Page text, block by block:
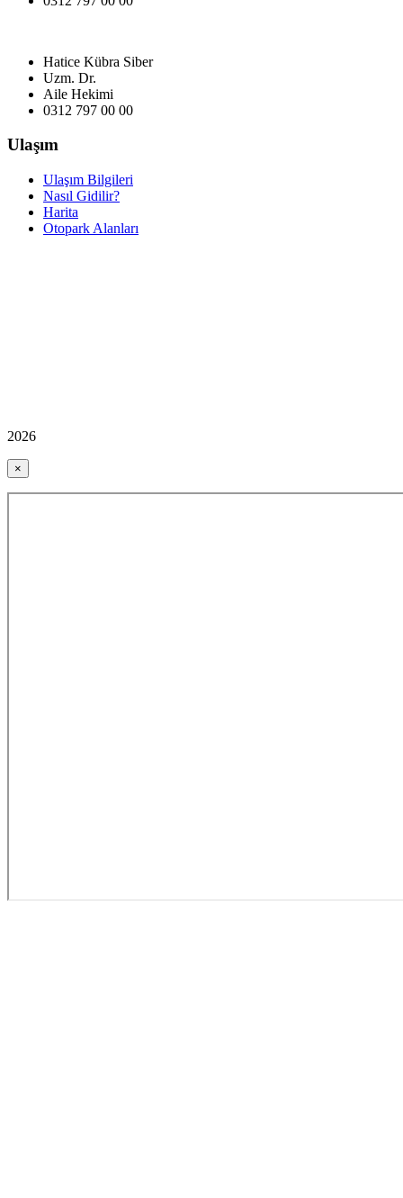
Hatice Kübra Siber
Uzm. Dr.
Aile Hekimi
0312 797 00 00
Ulaşım
Ulaşım Bilgileri
Nasıl Gidilir?
Harita
Otopark Alanları
2026
×